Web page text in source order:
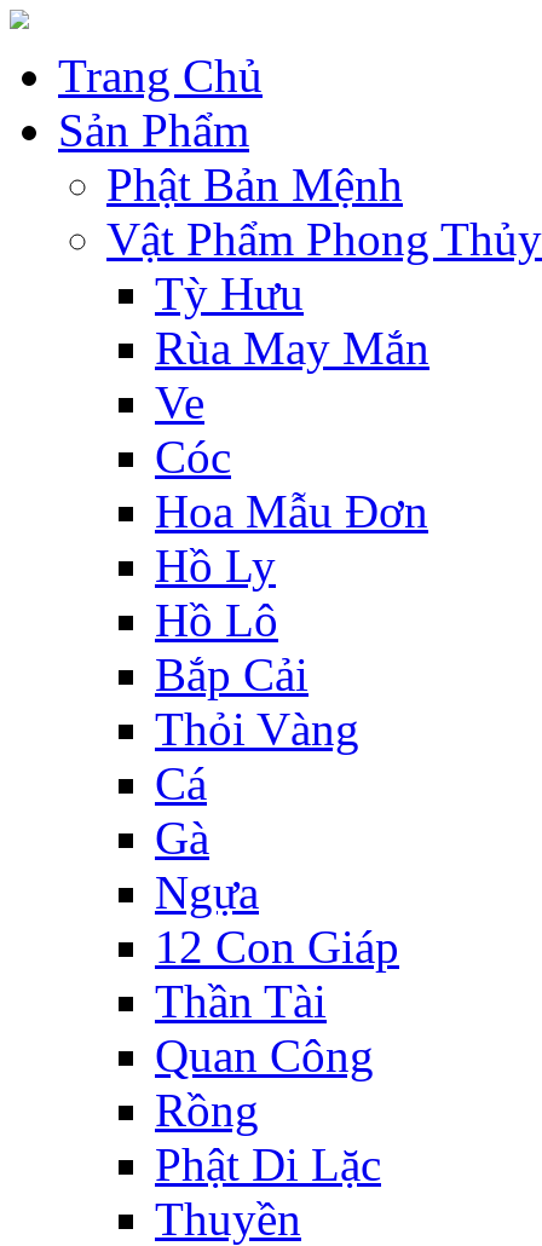
Trang Chủ
Sản Phẩm
Phật Bản Mệnh
Vật Phẩm Phong Thủy
Tỳ Hưu
Rùa May Mắn
Ve
Cóc
Hoa Mẫu Đơn
Hồ Ly
Hồ Lô
Bắp Cải
Thỏi Vàng
Cá
Gà
Ngựa
12 Con Giáp
Thần Tài
Quan Công
Rồng
Phật Di Lặc
Thuyền